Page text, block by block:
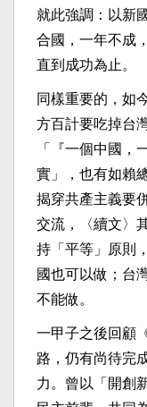
就此強調：以新
合國，一年不成
直到成功為止。
同樣重要的，如
方百計要吃掉台
「『一個中國，
實」，也有如賴
揭穿共產主義要
交流，〈續文〉
持「平等」原則
國也可以做；台
不能做。
一甲子之後回顧
路，仍有尚待完
力。曾以「開創